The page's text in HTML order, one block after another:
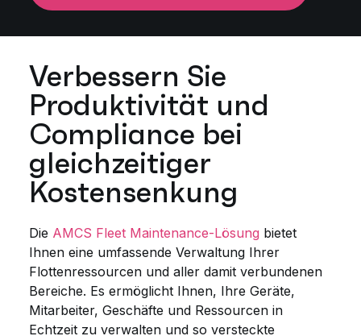
Verbessern Sie
Produktivität und
Compliance bei
gleichzeitiger
Kostensenkung
Die AMCS Fleet Maintenance-Lösung bietet
Ihnen eine umfassende Verwaltung Ihrer
Flottenressourcen und aller damit verbundenen
Bereiche. Es ermöglicht Ihnen, Ihre Geräte,
Mitarbeiter, Geschäfte und Ressourcen in
Echtzeit zu verwalten und so versteckte